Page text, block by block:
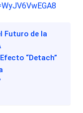
Futuro de la
“Detach”